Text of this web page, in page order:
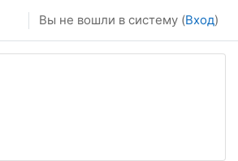
Вы не вошли в систему (Вход)